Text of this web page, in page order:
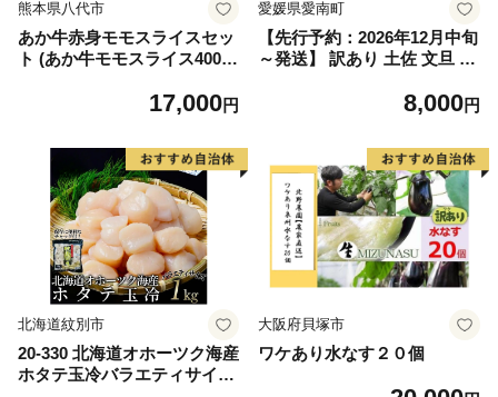
熊本県八代市
あか牛赤身モモスライスセッ
ト (あか牛モモスライス400
17,000円
愛媛県愛南町
【先行予約：2026年12月中旬
～発送】 訳あり 土佐 文旦 8k
ス) 8000円 わけあり ぶんたん
農家直送 期間限定 特産品 サ
イズミックス くらもとファー
ム 愛南町 愛媛県
8,000円
北海道紋別市
20-330 北海道オホーツク海産
ホタテ玉冷バラエティサイズ
大阪府貝塚市
ワケあり水なす２０個